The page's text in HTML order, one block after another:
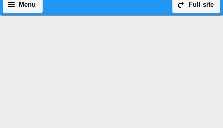
Full site
Menu